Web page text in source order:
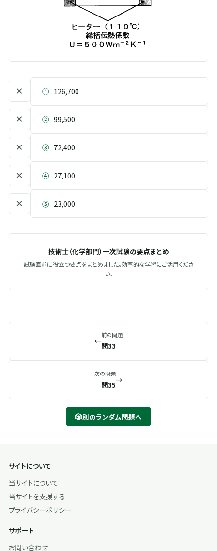
× ① 126,700
× ② 99,500
× ③ 72,400
× ④ 27,100
× ⑤ 23,000
技術士（化学部門）一次試験の要点まとめ
試験直前に役立つ要点をまとめました。効率的な学習にご活用くださ
い。
←
前の問題
問33
次の問題
問35
→
🎲別のランダム問題へ
サイトについて
当サイトについて
当サイトを支援する
プライバシーポリシー
サポート
お問い合わせ